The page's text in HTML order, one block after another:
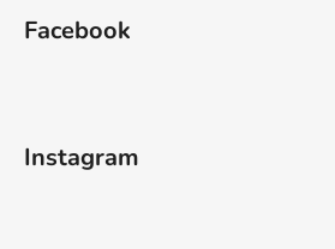
Facebook
Instagram